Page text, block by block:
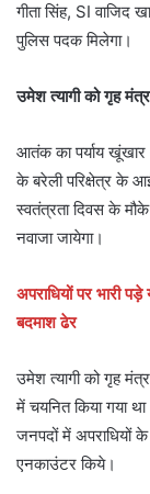
गीता सिंह, SI वाजिद
पुलिस पदक मिलेगा।
उमेश त्यागी को गृह
आतंक का पर्याय खूंखार
के बरेली परिक्षेत्र के
स्वतंत्रता दिवस के
नवाजा जायेगा।
अपराधियों पर भारी
बदमाश ढेर
उमेश त्यागी को गृह
में चयनित किया गया
जनपदों में अपराधियों
एनकाउंटर किये।